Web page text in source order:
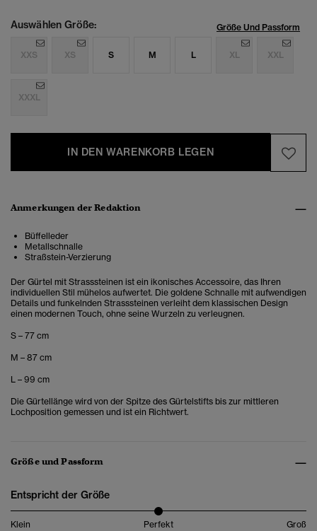
Auswählen Größe: Größe Und Passform
XXS XS S M L XL XXL
XXXL
IN DEN WARENKORB LEGEN
Anmerkungen der Redaktion
Büffelleder
Metallschnalle
Straßstein-Verzierung
Der Gürtel mit Strasssteinen ist ein ikonisches Accessoire, das Ihren
individuellen Stil mühelos aufwertet. Die goldene Schnalle mit aufwendigen
Details und funkelnden Strasssteinen verleiht dem klassischen Design
einen modernen Touch, ohne seine Wurzeln zu verleugnen.
S – 77 cm
M – 87 cm
L – 99 cm
Die Gürtellänge wird von der Spitze des Gürtelstifts bis zur mittleren
Lochposition gemessen und ist ein Richtwert.
Größe und Passform
Entspricht der Größe
Klein Perfekt Groß